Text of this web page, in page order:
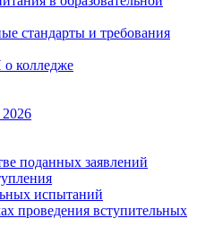
стандарты и требования
колледже
поданных заявлений
испытаний
проведения вступительных